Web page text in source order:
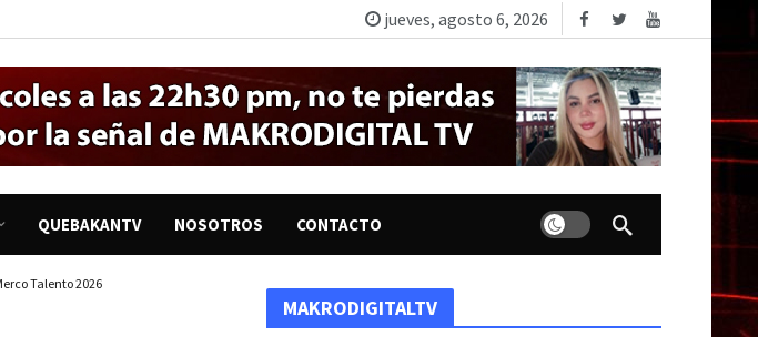
jueves, agosto 6, 2026
QUEBAKANTV NOSOTROS CONTACTO Dark mode
Talento 2026
MAKRODIGITALTV